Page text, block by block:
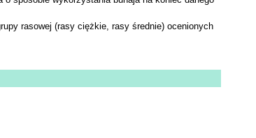
rasowej (rasy ciężkie, rasy średnie) ocenionych